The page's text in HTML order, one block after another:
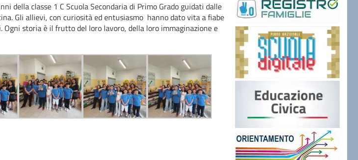
della classe 1 C Scuola Secondaria di Primo Grado guidati dalle
Gli allievi, con curiosità ed entusiasmo hanno dato vita a fiabe
storia è il frutto del loro lavoro, della loro immaginazione e